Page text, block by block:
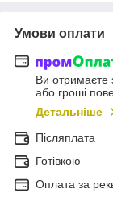
Умови оплати
Ви отримаєте
або гроші
Детальніше
Післяплата
Готівкою
Оплата за